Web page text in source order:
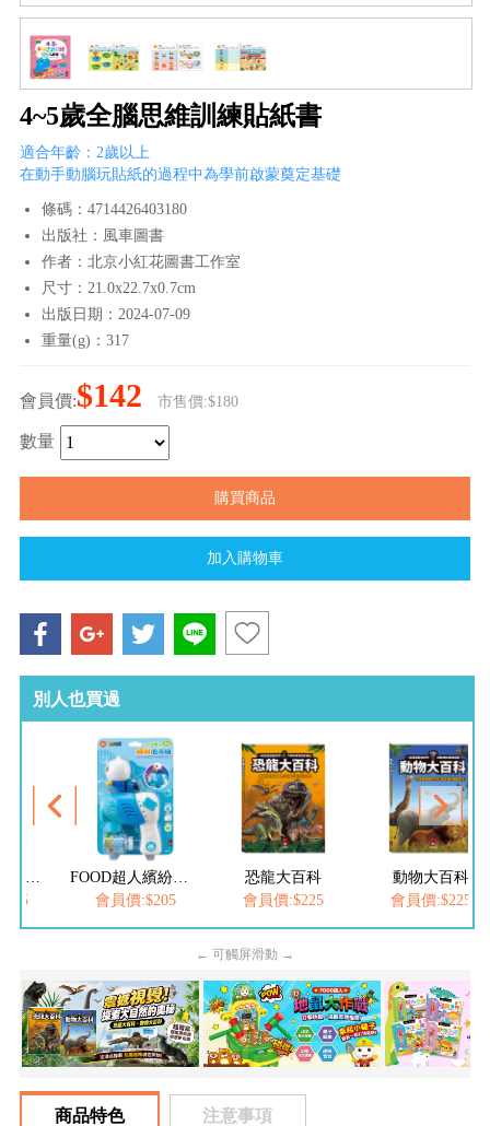
4~5歲全腦思維訓練貼紙書
適合年齡：2歲以上
在動手動腦玩貼紙的過程中為學前啟蒙奠定基礎
條碼：4714426403180
出版社：風車圖書
作者：北京小紅花圖書工作室
尺寸：21.0x22.7x0.7cm
出版日期：2024-07-09
重量(g)：317
會員價:$142 市售價:$180
數量
別人也買過
會員價:$205
恐龍大百科
會員價:$225
動物大百科
會員價:$225
← 可觸屏滑動 →
商品特色 注意事項